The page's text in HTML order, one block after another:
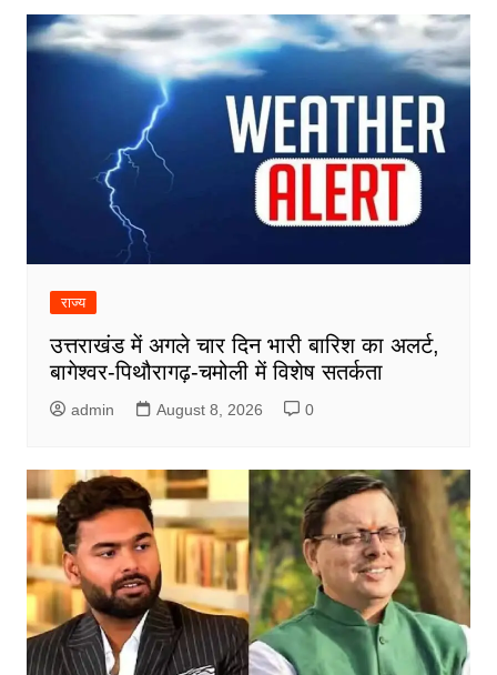
राज्य
उत्तराखंड में अगले चार दिन भारी बारिश का अलर्ट,
बागेश्वर-पिथौरागढ़-चमोली में विशेष सतर्कता
admin August 8, 2026 0